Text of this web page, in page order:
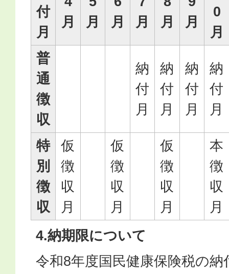
付
月
月
月
月
月
月
月
0
月
普
通
徴
収
納
付
月
納
付
月
納
付
月
納
付
月
特
別
徴
収
仮
徴
収
月
仮
徴
収
月
仮
徴
収
月
本
徴
収
月
4.納期限について
令和8年度国民健康保険税の